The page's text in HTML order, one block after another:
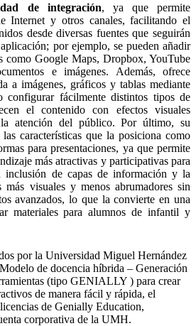
de integración, ya que permite
Internet y otros canales, facilitando el
desde diversas fuentes que seguirán
por ejemplo, se pueden añadir
como Google Maps, Dropbox, YouTube
e imágenes. Además, ofrece
a imágenes, gráficos y tablas mediante
configurar fácilmente distintos tipos de
el contenido con efectos visuales
la atención del público. Por último, su
características que la posiciona como
para presentaciones, ya que permite
más atractivas y participativas para
inclusión de capas de información y la
más visuales y menos abrumadores sin
avanzados, lo que la convierte en una
materiales para alumnos de infantil y
por la Universidad Miguel Hernández
de docencia híbrida – Generación
(tipo GENIALLY ) para crear
de manera fácil y rápida, el
de Genially Education,
corporativa de la UMH.